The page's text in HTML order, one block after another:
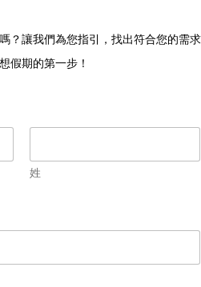
獨家優惠
優惠與旅行靈感
？讓我們為您指引，找出符合您的需求
假期的第一步！
姓